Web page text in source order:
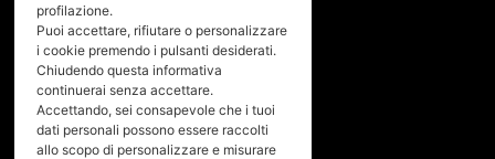
SERVIZIO
Crash Replacement
Pagamenti e spedizioni
Condizioni di vendita
Manutenzione ruote e prodotti
profilazione.
Puoi accettare, rifiutare o personalizzare
i cookie premendo i pulsanti desiderati.
Chiudendo questa informativa
continuerai senza accettare.
Accettando, sei consapevole che i tuoi
dati personali possono essere raccolti
allo scopo di personalizzare e misurare